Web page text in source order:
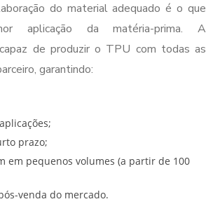
do material adequado é o que
aplicação da matéria-prima. A
de produzir o TPU com todas as
garantindo:
prazo;
venda do mercado.